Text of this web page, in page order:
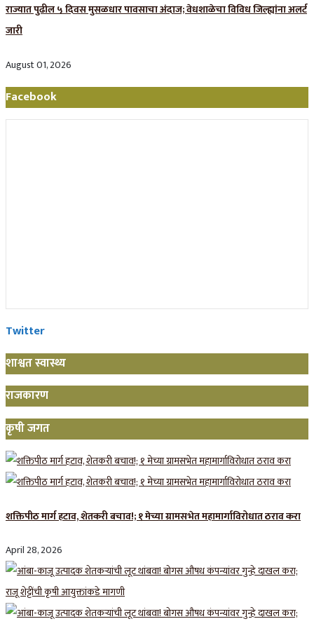
राज्यात पुढील ५ दिवस मुसळधार पावसाचा अंदाज; वेधशाळेचा विविध जिल्ह्यांना अलर्ट
जारी
August 01, 2026
Facebook
Twitter
शाश्वत स्वास्थ्य
राजकारण
कृषी जगत
शक्तिपीठ मार्ग हटाव, शेतकरी बचाव!; १ मेच्या ग्रामसभेत महामार्गाविरोधात ठराव करा
April 28, 2026